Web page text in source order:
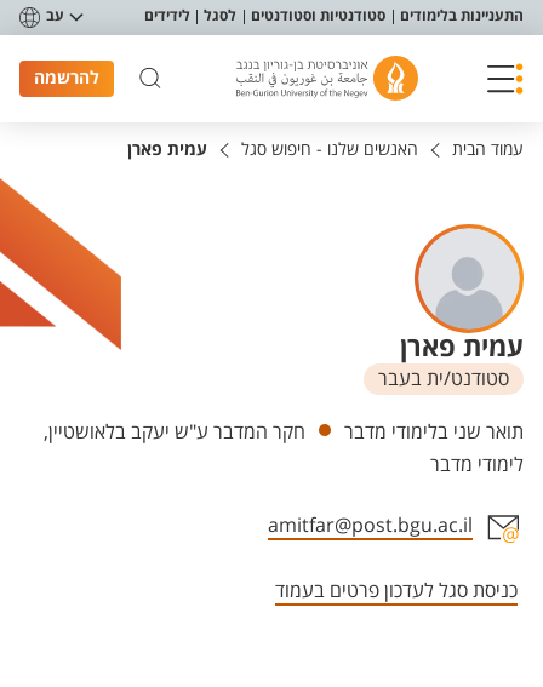
תפריט נגישות
התעניינות בלימודים סטודנטיות וסטודנטים לסגל לידידים עב
להרשמה
עמוד הבית האנשים שלנו - חיפוש סגל עמית פארן
עמית פארן
סטודנט/ית בעבר
יחידות
תואר שני בלימודי מדבר
חקר המדבר ע"ש יעקב בלאושטיין,
לימודי מדבר
amitfar@post.bgu.ac.il
כניסת סגל לעדכון פרטים בעמוד